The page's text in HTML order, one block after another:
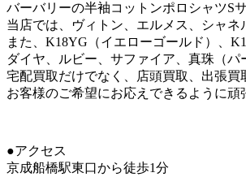
バーバリーの半袖コットンポロシャツS
当店では、ヴィトン、エルメス、シャ
また、K18YG（イエローゴールド）、
ダイヤ、ルビー、サファイア、真珠（パ
宅配買取だけでなく、店頭買取、出張買
お客様のご希望にお応えできるように頑
●アクセス
京成船橋駅東口から徒歩1分